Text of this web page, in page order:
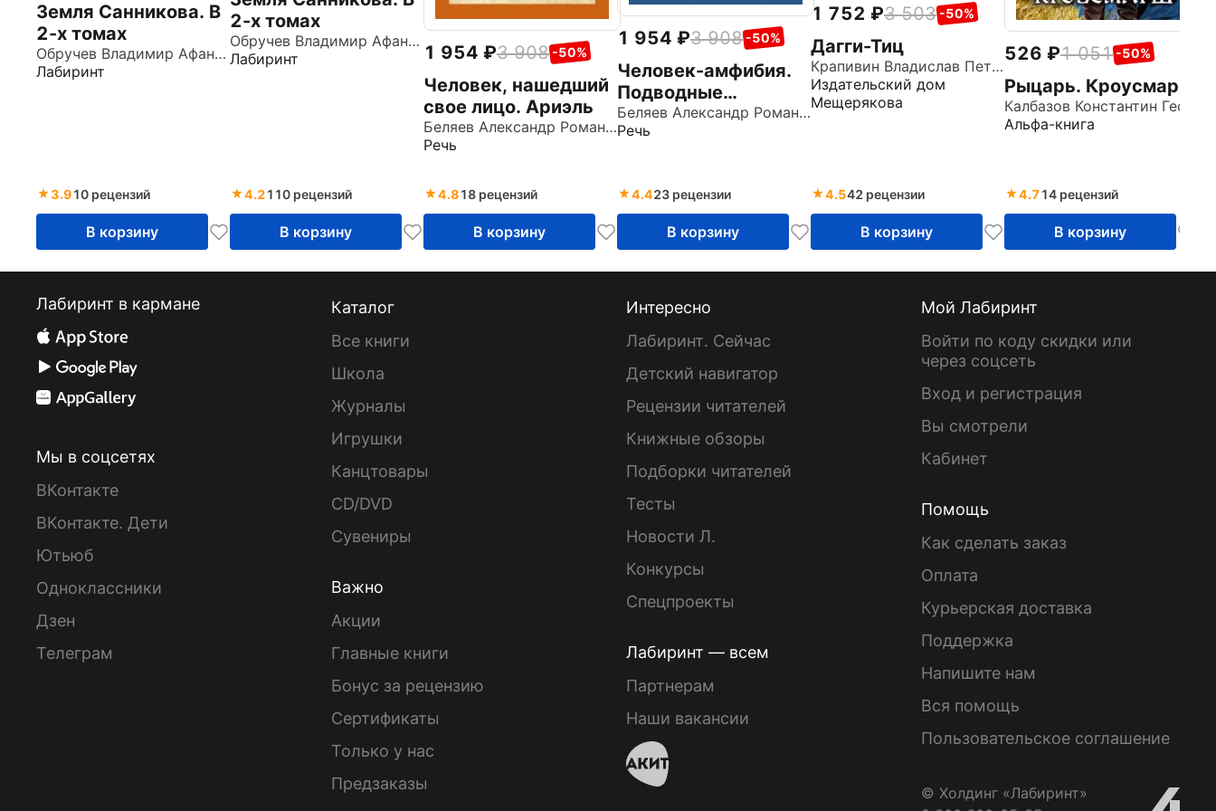
Земля Санникова. В
2-х томах
Обручев Владимир Афанасьевич
Лабиринт
3.910 рецензий
В корзину
2-х томах
Обручев Владимир Афанасьевич
Лабиринт
4.2110 рецензий
В корзину
1 954 3 908 -50%
Человек, нашедший
свое лицо. Ариэль
Беляев Александр Романович
Речь
4.818 рецензий
В корзину
1 954 3 908 -50%
Человек-амфибия.
Подводные
земледельцы
Беляев Александр Романович
Речь
4.423 рецензии
В корзину
1 752 3 503 -50%
Дагги-Тиц
Крапивин Владислав Петрович
Издательский дом
Мещерякова
4.542 рецензии
В корзину
526 1 051 -50%
Рыцарь. Кроусмарш
Альфа-книга
4.714 рецензий
В корзину
Лабиринт в кармане
Мы в соцсетях
ВКонтакте
ВКонтакте. Дети
Ютьюб
Одноклассники
Дзен
Телеграм
Каталог
Все книги
Школа
Журналы
Игрушки
Канцтовары
CD/DVD
Сувениры
Важно
Акции
Главные книги
Бонус за рецензию
Сертификаты
Только у нас
Предзаказы
Интересно
Лабиринт. Сейчас
Детский навигатор
Рецензии читателей
Книжные обзоры
Подборки читателей
Тесты
Новости Л.
Конкурсы
Спецпроекты
Лабиринт — всем
Партнерам
Наши вакансии
Мой Лабиринт
Войти по коду скидки или
через соцсеть
Вход и регистрация
Вы смотрели
Кабинет
Помощь
Как сделать заказ
Оплата
Курьерская доставка
Поддержка
Напишите нам
Вся помощь
Пользовательское соглашение
© Холдинг «Лабиринт»